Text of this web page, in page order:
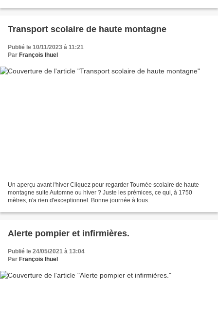
Transport scolaire de haute montagne
Publié le 10/11/2023 à 11:21
Par François Ihuel
Un aperçu avant l'hiver Cliquez pour regarder Tournée scolaire de haute
montagne suite Automne ou hiver ? Juste les prémices, ce qui, à 1750
mètres, n'a rien d'exceptionnel. Bonne journée à tous.
Alerte pompier et infirmières.
Publié le 24/05/2021 à 13:04
Par François Ihuel